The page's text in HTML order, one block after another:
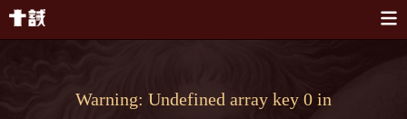
Warning: Undefined array key 0 in